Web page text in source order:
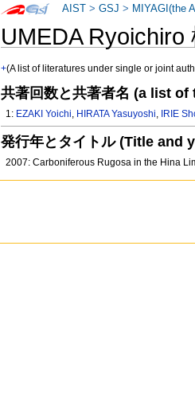
UMEDA
+(A list of literatures under single or joint
共著回数と共著者名 (a list
1: EZAKI Yoichi, HIRATA Yasuyoshi, IRIE
発行年とタイトル (Title and
2007: Carboniferous Rugosa in the Hina
AIST >GSJ > MIYAGI(the